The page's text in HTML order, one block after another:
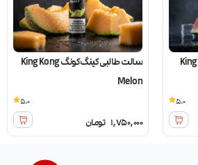
سالت هندوانه یخ کینگ کونگ King
5.0
سالت طالبی کینگ کونگ King Kong
Melon
1,750,000 تومان
5.0